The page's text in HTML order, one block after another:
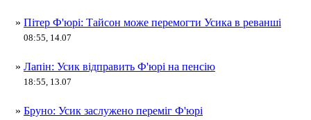
» Пітер Ф'юрі: Тайсон може перемогти Усика в реванші
08:55, 14.07
» Лапін: Усик відправить Ф'юрі на пенсію
18:55, 13.07
» Бруно: Усик заслужено переміг Ф'юрі